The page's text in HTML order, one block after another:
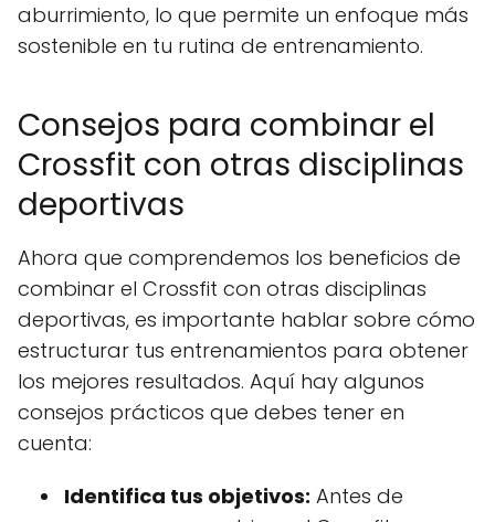
aburrimiento, lo que permite un enfoque más
sostenible en tu rutina de entrenamiento.
Consejos para combinar el
Crossfit con otras disciplinas
deportivas
Ahora que comprendemos los beneficios de
combinar el Crossfit con otras disciplinas
deportivas, es importante hablar sobre cómo
estructurar tus entrenamientos para obtener
los mejores resultados. Aquí hay algunos
consejos prácticos que debes tener en
cuenta:
Identifica tus objetivos: Antes de